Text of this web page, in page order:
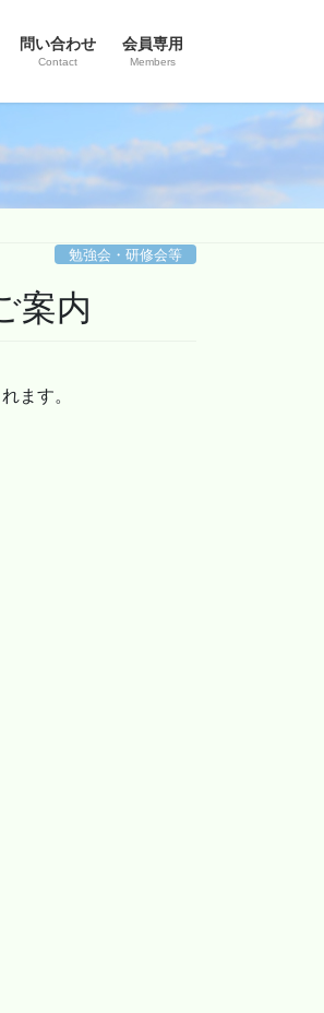
問い合わせ
Contact
会員専用
Members
勉強会・研修会等
案内
ます。